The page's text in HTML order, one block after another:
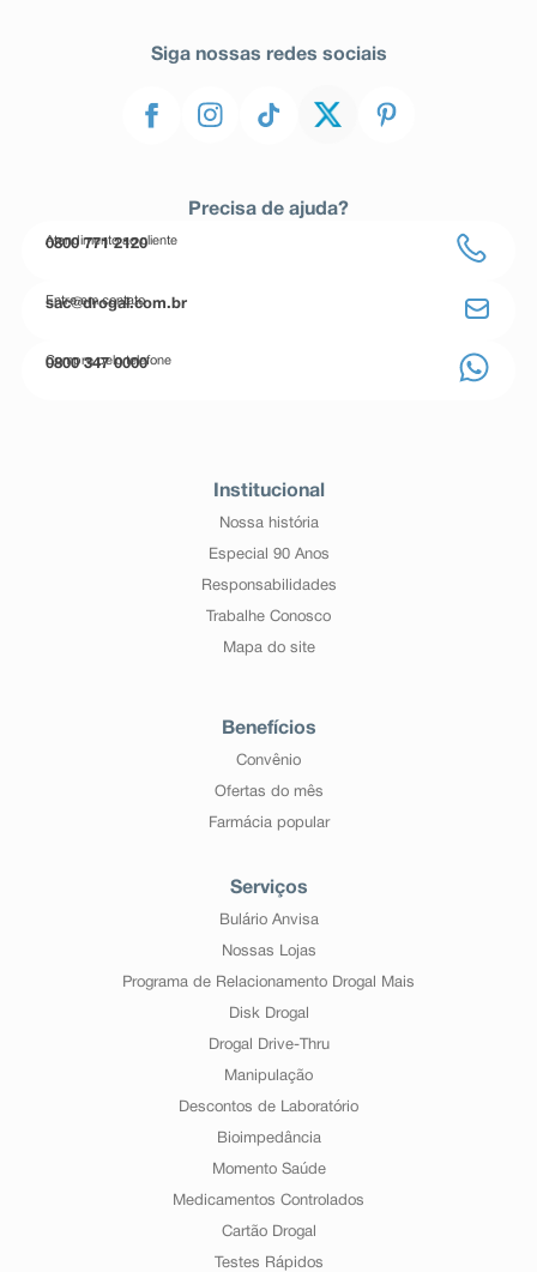
Siga nossas redes sociais
Precisa de ajuda?
Atendimento ao cliente
0800 771 2120
Entre em contato
sac@drogal.com.br
Compre pelo telefone
0800 347 0000
Institucional
Nossa história
Especial 90 Anos
Responsabilidades
Trabalhe Conosco
Mapa do site
Benefícios
Convênio
Ofertas do mês
Farmácia popular
Serviços
Bulário Anvisa
Nossas Lojas
Programa de Relacionamento Drogal Mais
Disk Drogal
Drogal Drive-Thru
Manipulação
Descontos de Laboratório
Bioimpedância
Momento Saúde
Medicamentos Controlados
Cartão Drogal
Testes Rápidos